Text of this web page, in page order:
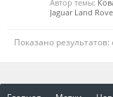
Автор темы:
Jaguar Land
Показано результатов: